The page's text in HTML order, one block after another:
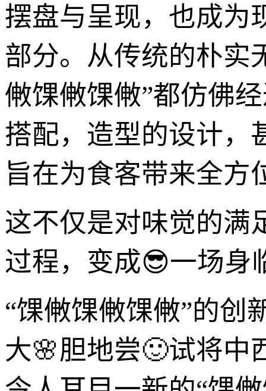
摆盘与呈现，也成为
部分。从传统的朴实
敒馃敒馃敒”都仿佛
搭配，造型的设计，
旨在为食客带来全方
这不仅是对味觉的满
过程，变成😎一场身
“馃敒馃敒馃敒”的创
大🌸胆地尝🙂试将中